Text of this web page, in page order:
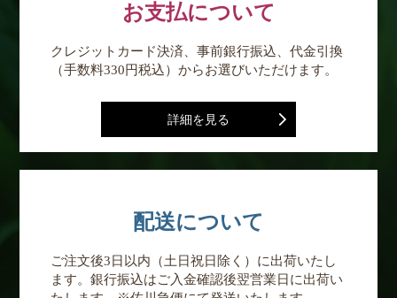
お支払について
クレジットカード決済、事前銀行振込、代金引換
（手数料330円税込）からお選びいただけます。
詳細を見る
配送について
ご注文後3日以内（土日祝日除く）に出荷いたし
ます。銀行振込はご入金確認後翌営業日に出荷い